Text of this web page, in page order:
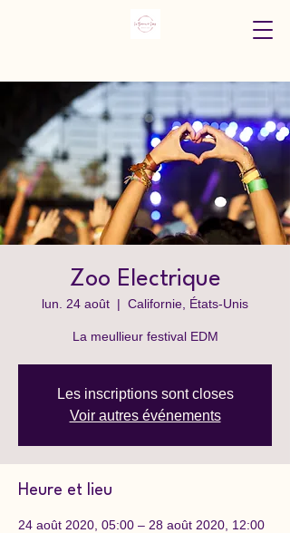
Zoo Electrique
lun. 24 août
  |
Californie, États-Unis
La meullieur festival EDM
Les inscriptions sont closes
Voir autres événements
Heure et lieu
24 août 2020, 05:00 – 28 août 2020, 12:00